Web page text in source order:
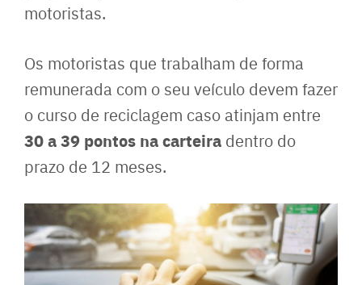
motoristas.
Os motoristas que trabalham de forma
remunerada com o seu veículo devem fazer
o curso de reciclagem caso atinjam entre
30 a 39 pontos na carteira dentro do
prazo de 12 meses.